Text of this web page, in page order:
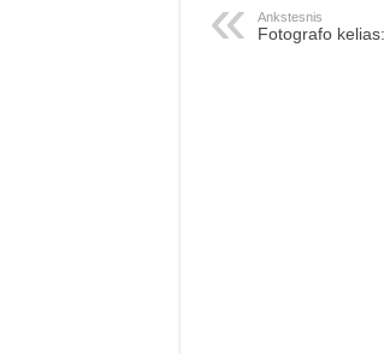
Ankstesnis
Fotografo kelias: